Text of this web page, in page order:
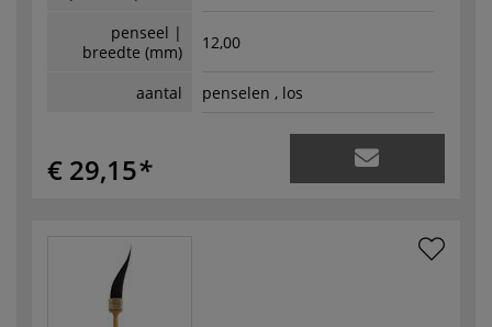
penseel |
breedte (mm)
12,00
aantal penselen , los
€ 29,15